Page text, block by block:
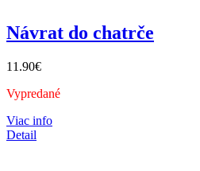
Návrat do chatrče
11.90€
Vypredané
Viac info
Detail